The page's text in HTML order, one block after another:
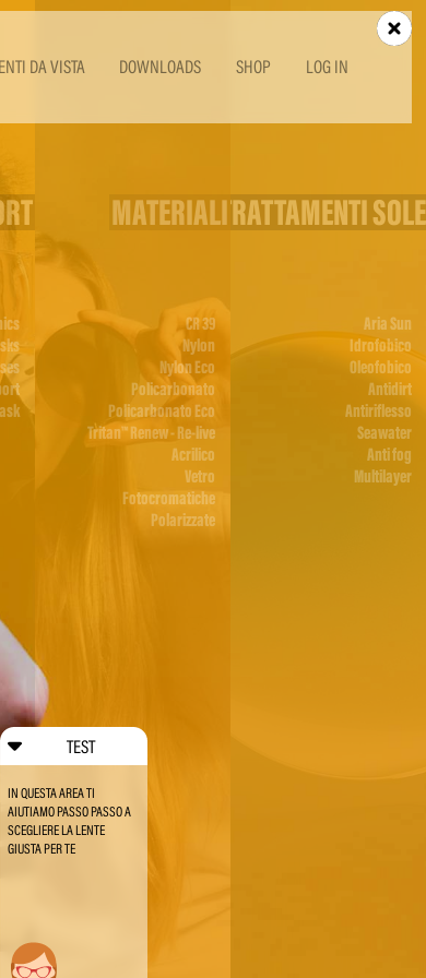
DA VISTA DOWNLOADS SHOP LOG IN
TEST
IN QUESTA AREA TI
AIUTIAMO PASSO PASSO A
SCEGLIERE LA LENTE
GIUSTA PER TE
MATERIALI
CR 39
Nylon
Nylon Eco
Policarbonato
Policarbonato Eco
Tritan™ Renew - Re-live
Acrilico
Vetro
Fotocromatiche
Polarizzate
TRATTAMENTI SOLE
Aria Sun
Idrofobico
Oleofobico
Antidirt
Antiriflesso
Seawater
Anti fog
Multilayer